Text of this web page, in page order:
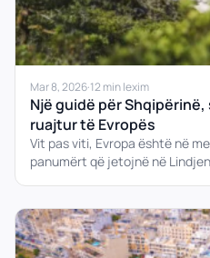
Mar 8, 2026·12 min lexim
Një guidë për
ruajtur të Evropës
Vit pas viti, Evropa është në
panumërt që jetojnë në